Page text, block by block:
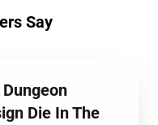
Say
Die In The